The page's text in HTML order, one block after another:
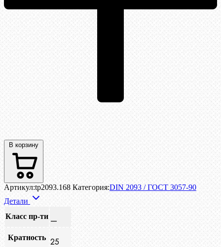
В корзину
Артикул:tp2093.168 Категория:DIN 2093 / ГОСТ 3057-90
Детали
Класс пр-ти —
Кратность 25